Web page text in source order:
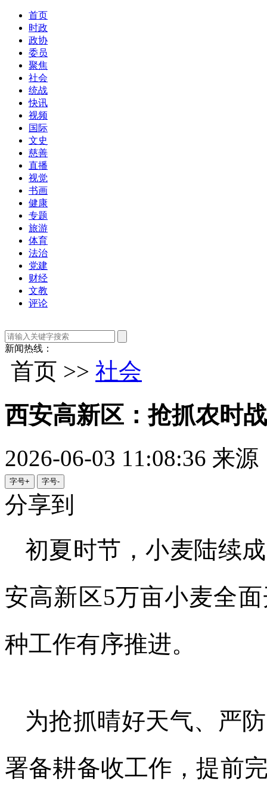
首页
时政
政协
委员
聚焦
社会
统战
快讯
视频
国际
文史
慈善
直播
视觉
书画
健康
专题
旅游
体育
法治
党建
财经
文教
评论
新闻热线：
首页 >> 社会
西安高新区：抢抓农时
2026-06-03 11:08:36 来源
字号+ 字号-
分享到
初夏时节，小麦陆续
安高新区5万亩小麦全
种工作有序推进。
为抢抓晴好天气、严
署备耕备收工作，提前